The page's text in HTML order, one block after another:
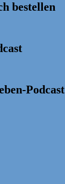
bestellen
Podcast